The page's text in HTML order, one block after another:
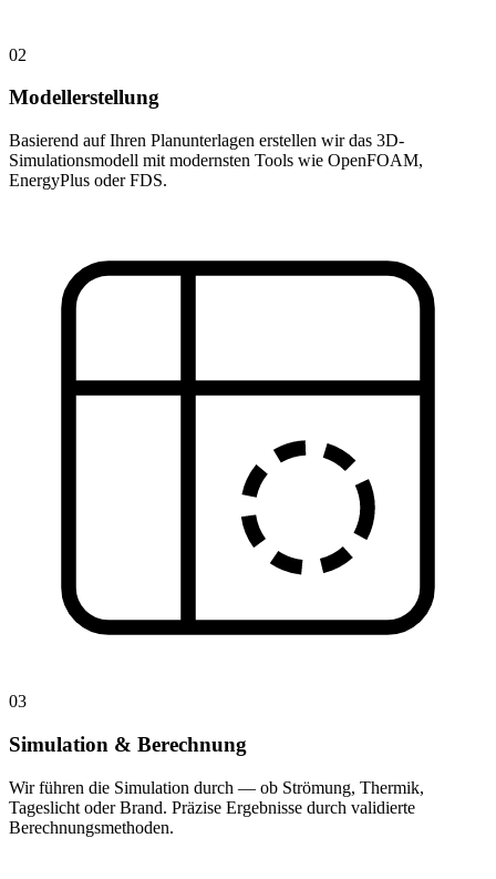
02
Modellerstellung
Basierend auf Ihren Planunterlagen erstellen wir das 3D-
Simulationsmodell mit modernsten Tools wie OpenFOAM,
EnergyPlus oder FDS.
03
Simulation & Berechnung
Wir führen die Simulation durch — ob Strömung, Thermik,
Tageslicht oder Brand. Präzise Ergebnisse durch validierte
Berechnungsmethoden.